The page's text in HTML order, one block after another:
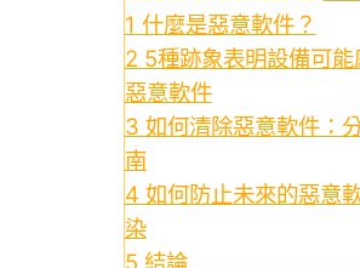
1 什麼是惡意軟件？
2 5種跡象表明設備可能
惡意軟件
3 如何清除惡意軟件：
南
4 如何防止未來的惡意
染
5 結論